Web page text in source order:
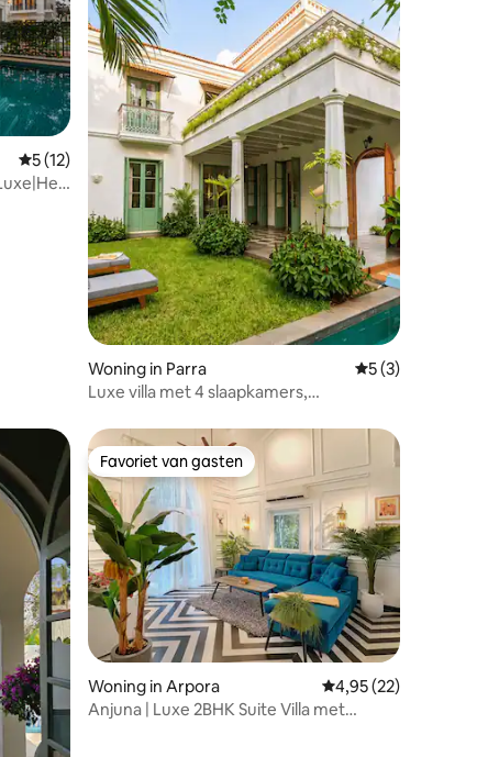
Gemiddelde beoordeling van 5 op 5, 12 recensies
5 (12)
Woning in Parra Gemiddelde
5 (3)
Luxe villa met 4 slaapkamers,
Assagao
Favoriet van gasten
Favoriet van gasten
Woning in Arpora Gemiddelde
4,95 (22)
Anjuna | Luxe 2BHK Suite Villa met